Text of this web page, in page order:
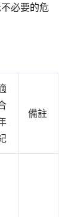
必要的危
備註